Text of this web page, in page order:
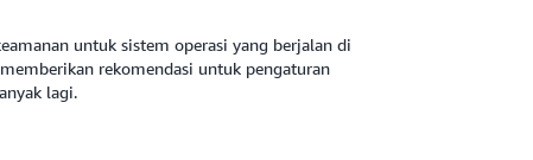
untuk sistem operasi yang berjalan di
rekomendasi untuk pengaturan
lagi.